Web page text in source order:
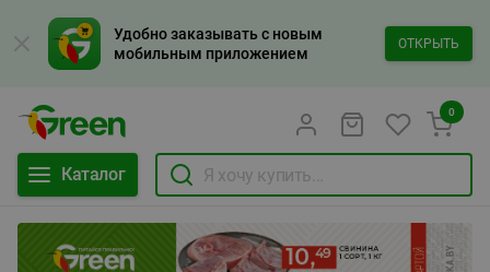
Удобно заказывать с новым
мобильным приложением
ОТКРЫТЬ
Каталог
0